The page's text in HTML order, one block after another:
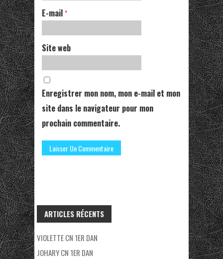
E-mail *
Site web
Enregistrer mon nom, mon e-mail et mon
site dans le navigateur pour mon
prochain commentaire.
ARTICLES RÉCENTS
VIOLETTE CN 1ER DAN
JOHARY CN 1ER DAN